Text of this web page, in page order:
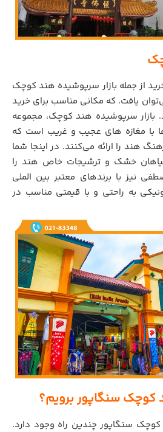
از جمله بازار سرپوشیده هند کوچک
یافت. که مکانی مناسب برای خرید
بازار سرپوشیده هند کوچک، مجموعه
با مغازه های عجیب و غریب است که
هند را ارائه می‌کنند. در اینجا شما
گیاهان خشک و ترشیجات خاص هند را
نیز با برندهای معتبر بین الملی
به راحتی و با قیمتی مناسب در
کوچک سنگاپور برویم؟
سنگاپور چندین راه وجود دارد.